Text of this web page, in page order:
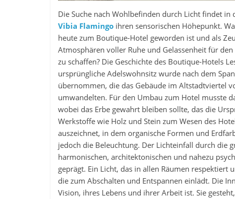
Die Suche nach Wohlbefinden durch Licht findet
Vibia Flamingo ihren sensorischen Höhepunkt.
heute zum Boutique-Hotel geworden ist und als
Atmosphären voller Ruhe und Gelassenheit für
zu schaffen? Die Geschichte des Boutique-Hotels
ursprüngliche Adelswohnsitz wurde nach dem
übernommen, die das Gebäude im Altstadtviertel
umwandelten. Für den Umbau zum Hotel musste
wobei das Erbe gewahrt bleiben sollte, das die
Werkstoffe wie Holz und Stein zum Wesen des
auszeichnet, in dem organische Formen und
jedoch die Beleuchtung. Der Lichteinfall durch die
harmonischen, architektonischen und nahezu
geprägt. Ein Licht, das in allen Räumen
die zum Abschalten und Entspannen einlädt. Die
Vision, ihres Lebens und ihrer Arbeit ist. Sie